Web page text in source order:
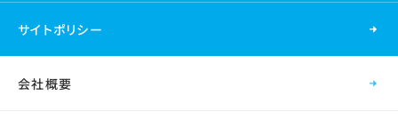
サイトポリシー
会社概要